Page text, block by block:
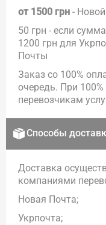
от 1500 грн -
50 грн - если
1200 грн для
Почты
Заказ со 100%
очередь. При
перевозчикам
Способы
Доставка
компаниями
Новая Почта;
Укрпочта;